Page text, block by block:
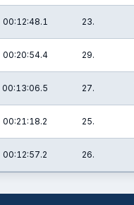
00:12:48.1 23.
00:20:54.4 29.
00:13:06.5 27.
00:21:18.2 25.
00:12:57.2 26.